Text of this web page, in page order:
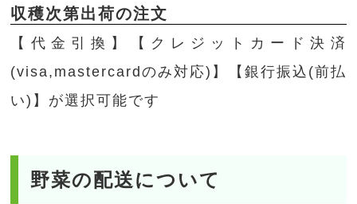
収穫次第出荷の注文
【代金引換】【クレジットカード決済
(visa,mastercardのみ対応)】【銀行振込(前払
い)】が選択可能です
野菜の配送について